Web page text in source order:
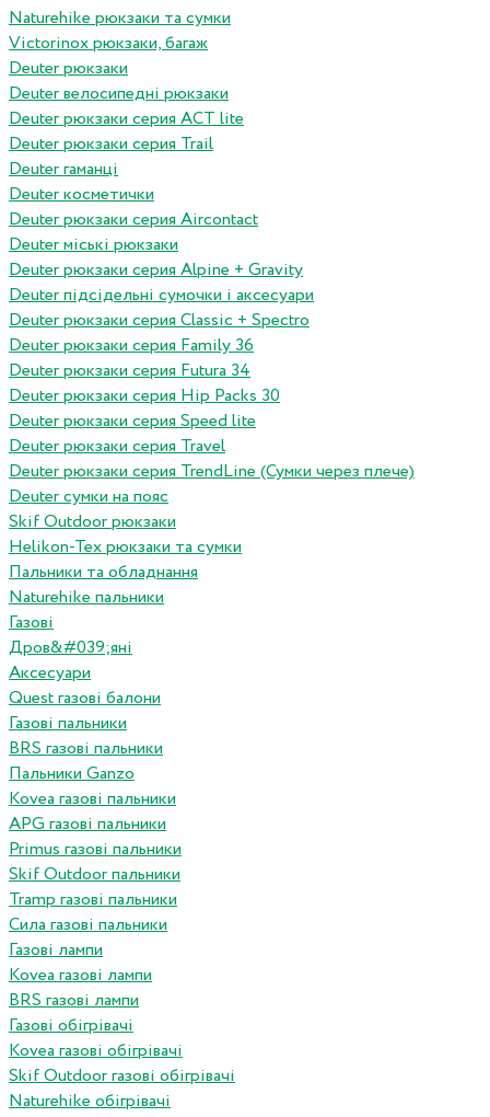
Naturehike рюкзаки та сумки
Victorinox рюкзаки, багаж
Deuter рюкзаки
Deuter велосипедні рюкзаки
Deuter рюкзаки серия ACT lite
Deuter рюкзаки серия Trail
Deuter гаманці
Deuter косметички
Deuter рюкзаки серия Aircontact
Deuter міські рюкзаки
Deuter рюкзаки серия Alpine + Gravity
Deuter підсідельні сумочки і аксесуари
Deuter рюкзаки серия Classic + Spectro
Deuter рюкзаки серия Family 36
Deuter рюкзаки серия Futura 34
Deuter рюкзаки серия Hip Packs 30
Deuter рюкзаки серия Speed lite
Deuter рюкзаки серия Travel
Deuter рюкзаки серия TrendLine (Сумки через плече)
Deuter сумки на пояс
Skif Outdoor рюкзаки
Helikon-Tex рюкзаки та сумки
Пальники та обладнання
Naturehike пальники
Газові
Дров&#039;яні
Аксесуари
Quest газові балони
Газові пальники
BRS газові пальники
Пальники Ganzo
Kovea газові пальники
APG газові пальники
Primus газові пальники
Skif Outdoor пальники
Tramp газові пальники
Сила газові пальники
Газові лампи
Kovea газові лампи
BRS газові лампи
Газові обігрівачі
Kovea газові обігрівачі
Skif Outdoor газові обігрівачі
Naturehike обігрівачі